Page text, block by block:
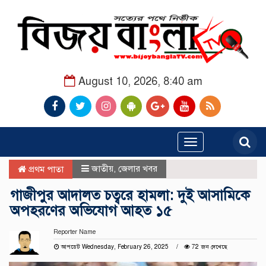
August 10, 2026, 8:40 am
Toggle
navigation
প্রথম পাতা জাতীয় জেলার খবর
গাজীপুর আদালত চত্বরে হামলা: দুই আসামিকে
অপহরণের অভিযোগ আহত ১৫
Reporter Name
আপডেট Wednesday, February 26, 2025
72 জন দেখেছে